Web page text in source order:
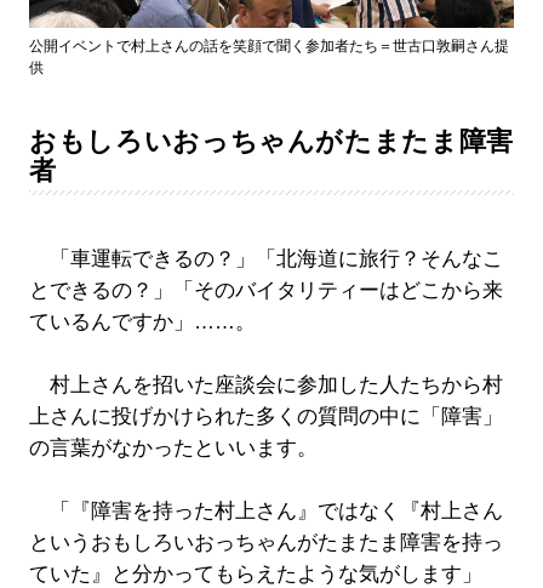
公開イベントで村上さんの話を笑顔で聞く参加者たち＝世古口敦嗣さん提
供
おもしろいおっちゃんがたまたま障害
者
「車運転できるの？」「北海道に旅行？そんなこ
とできるの？」「そのバイタリティーはどこから来
ているんですか」……。
村上さんを招いた座談会に参加した人たちから村
上さんに投げかけられた多くの質問の中に「障害」
の言葉がなかったといいます。
「『障害を持った村上さん』ではなく『村上さん
というおもしろいおっちゃんがたまたま障害を持っ
ていた』と分かってもらえたような気がします」